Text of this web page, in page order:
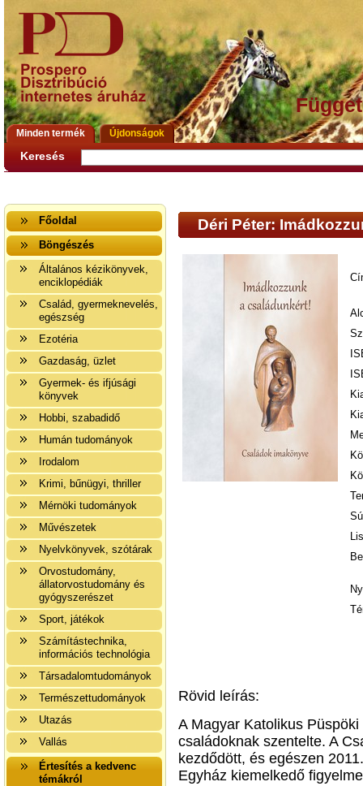
Minden termék Újdonságok
Keresés
Főoldal
Böngészés
Általános kézikönyvek,
enciklopédiák
Család, gyermeknevelés,
egészség
Ezotéria
Gazdaság, üzlet
Gyermek- és ifjúsági
könyvek
Hobbi, szabadidő
Humán tudományok
Irodalom
Krimi, bűnügyi, thriller
Mérnöki tudományok
Művészetek
Nyelvkönyvek, szótárak
Orvostudomány,
állatorvostudomány és
gyógyszerészet
Sport, játékok
Számítástechnika,
információs technológia
Társadalomtudományok
Természettudományok
Utazás
Vallás
Értesítés a kedvenc
témákról
Déri Péter:
Rövid leírás:
A Magyar Katolikus
családoknak szentelte. A
kezdődött, és egészen
Egyház kiemelkedő